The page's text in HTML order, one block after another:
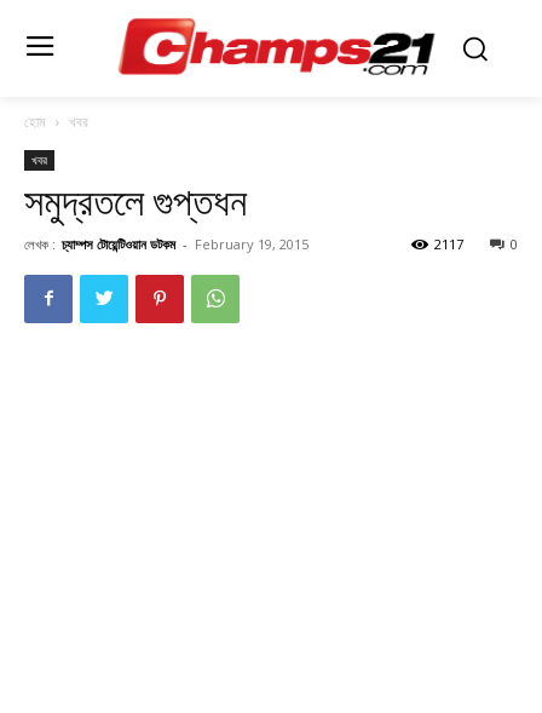
হোম খবর
খবর
সমুদ্রতলে গুপ্তধন
লেখক : চ্যাম্পস টোয়েন্টিওয়ান ডটকম - February 19, 2015 0
2117